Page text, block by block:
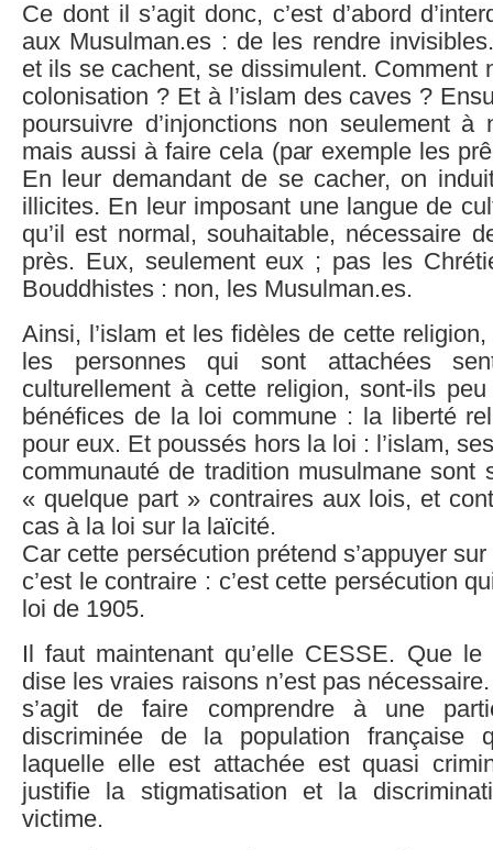
Ce dont il s’agit donc, c’est d’abord
aux Musulman.es : de les rendre invisibles.
et ils se cachent, se dissimulent. Comment
colonisation ? Et à l’islam des caves ?
poursuivre d’injonctions non seulement
mais aussi à faire cela (par exemple les
En leur demandant de se cacher, on
illicites. En leur imposant une langue de
qu’il est normal, souhaitable, nécessaire
près. Eux, seulement eux ; pas les
Bouddhistes : non, les Musulman.es.
Ainsi, l’islam et les fidèles de cette
les personnes qui sont attachées
culturellement à cette religion, sont-ils
bénéfices de la loi commune : la liberté
pour eux. Et poussés hors la loi : l’islam,
communauté de tradition musulmane sont
« quelque part » contraires aux lois, et
cas à la loi sur la laïcité.
Car cette persécution prétend s’appuyer
c’est le contraire : c’est cette persécution
loi de 1905.
Il faut maintenant qu’elle CESSE. Que le
dise les vraies raisons n’est pas
s’agit de faire comprendre à une
discriminée de la population française
laquelle elle est attachée est quasi
justifie la stigmatisation et la
victime.